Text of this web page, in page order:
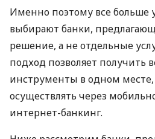
Именно поэтому все больше
выбирают банки,
решение, а не отдельные
подход позволяет получить
инструменты в одном
осуществлять через
интернет-банкинг.